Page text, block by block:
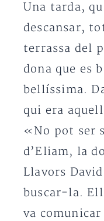
Una tarda,
descansar,
terrassa del
dona que es
bellíssima.
qui era
«No pot ser
d’Eliam, la
Llavors
buscar-la.
va